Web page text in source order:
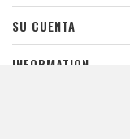
SU CUENTA
INFORMATION